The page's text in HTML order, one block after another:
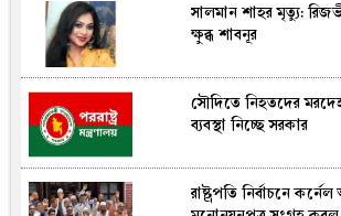
সালমান শাহর মৃত্যু:
ক্ষুব্ধ শাবনূর
সৌদিতে নিহতদের
ব্যবস্থা নিচ্ছে সরকার
রাষ্ট্রপতি নির্বাচনে